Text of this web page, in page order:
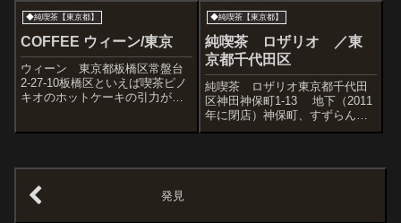
マスターから「中だけでも見る
かい?」と願ってもない言葉
が・・・。まず目が奪われたの
は床。木片が工芸的に組み合っ
ていてこれは...
丁目１４−２ こちらは食堂三好
弥さん東京都墨田区業平１丁目
１２−３ ビル名は不明だけど昭
和な建築。煙突あり。東京都墨
田区業平１...
◆純喫茶【東京都】
COFFEE ウィーン/東京
ウィーン 東京都板橋区常盤台
2-27-10板橋区といえば喫茶ピノ
キオのホットケーキの引力が強
クやステンドグラスも味わいが
ありま...
◆純喫茶【東京都】
純喫茶 ロザリオ ／東
京都千代田区
純喫茶 ロザリオ東京都千代田
区神田神保町1-13 地下（2011
年に閉店）神保町、すずらん通
りに浮かぶ一隻の船。それが
壁。『船』をイメージした丸い
発見